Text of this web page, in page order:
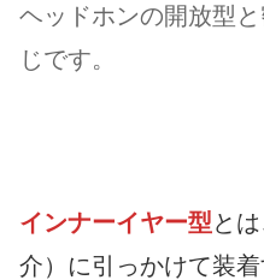
ヘッドホンの開放型
じです。
インナーイヤー型と
介）に引っかけて装着